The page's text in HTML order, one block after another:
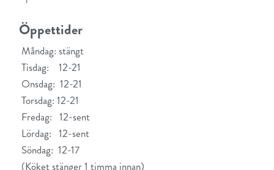
Öppettider
Måndag: stängt
Tisdag: 12-21
Onsdag: 12-21
Torsdag: 12-21
Fredag: 12-sent
Lördag: 12-sent
Söndag: 12-17
(Köket stänger 1 timma innan)